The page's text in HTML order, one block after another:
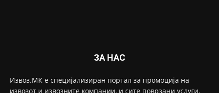
ЗА НАС
Извоз.МК е специјализиран портал за промоција на
извозот и извозните компании, и сите поврзани услуги,